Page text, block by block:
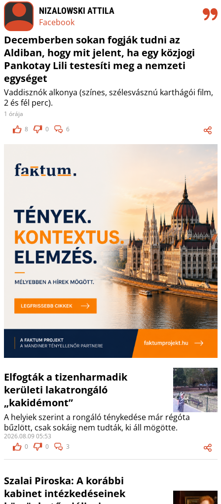
NIZALOWSKI ATTILA
Facebook
Decemberben sokan fogják tudni az
Aldiban, hogy mit jelent, ha egy közjogi
Pankotay Lili testesíti meg a nemzeti
egységet
Vaddisznók alkonya (színes, szélesvásznú karthágói film,
2 és fél perc).
1 órája
8
0 6
Elfogták a tizenharmadik
kerületi lakatrongáló
„kakidémont”
A helyiek szerint a rongáló ténykedése már régóta
bűzlött, csak sokáig nem tudták, ki áll mögötte.
2026.08.09 05:53
0
0 3
Szalai Piroska: A korábbi
kabinet intézkedéseinek